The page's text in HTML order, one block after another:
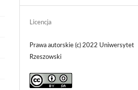
Licencja
Prawa autorskie (c) 2022 Uniwersytet
Rzeszowski